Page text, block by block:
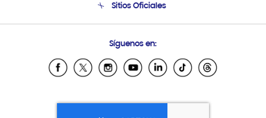
Soporte vía eMail
Sitios Oficiales
Samsung Ecuador
Samsung El Salvador
Samsung Honduras
Síguenos en: